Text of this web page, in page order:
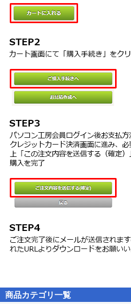
○詳しい製品情報はこちら
ータにインストールして使用すること
２．本ソフトウェアのサーバでの使用
は、サーバコンピュータ（１CPUにつ
２つ以上のサーバを同時に使用する場
イセンスを別途ご購入いただく必要が
ピュータに２つ以上のCPUを搭載する
３．ドキュメントの使用
本ソフトウェアのドキュメントは、お
４．本ソフトウェアの代替、改変、お
TSS LINKから提供される本ソフトウ
プグレード版を、本契約書を準用する
約書に従って、使用することができま
第２条 制限
お客様は、
１．本ソフトウェアを本契約書で許諾
ンストールすることはできません。
することはできません。
３．お客様自身で、本ソフトウェアの
することはできません。
５．有償、無償にかかわらず本ソフト
与、再使用許諾、公衆送信、レンタル
商品カテゴリ一覧